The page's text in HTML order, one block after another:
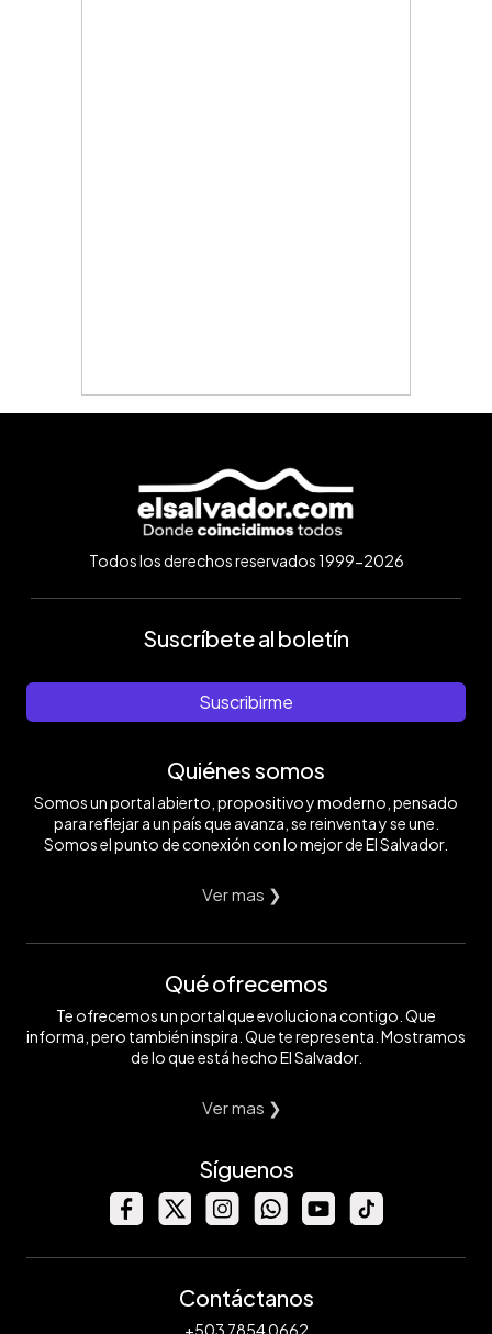
Todos los derechos reservados 1999-2026
Suscríbete al boletín
Suscribirme
Quiénes somos
Somos un portal abierto, propositivo y moderno, pensado
para reflejar a un país que avanza, se reinventa y se une.
Somos el punto de conexión con lo mejor de El Salvador.
Ver mas ❯
Qué ofrecemos
Te ofrecemos un portal que evoluciona contigo. Que
informa, pero también inspira. Que te representa. Mostramos
de lo que está hecho El Salvador.
Ver mas ❯
Síguenos
Contáctanos
+503 7854 0662